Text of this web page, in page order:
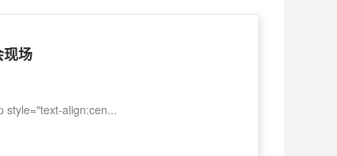
场
style="text-align:cen...